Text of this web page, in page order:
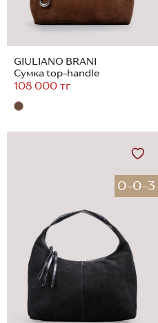
GIULIANO BRANI
Сумка top-handle
108 000 тг
0-0-3